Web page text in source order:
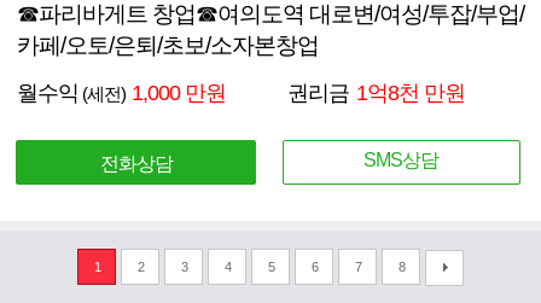
☎파리바게트 창업☎여의도역 대로변/여성/투잡/부업/
카페/오토/은퇴/초보/소자본창업
월수익 (세전) 1,000 만원 권리금 1억8천 만원
전화상담 SMS상담
1 2 3 4 5 6 7 8